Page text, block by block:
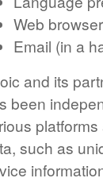
Web
Email (in a
and its
been
such as